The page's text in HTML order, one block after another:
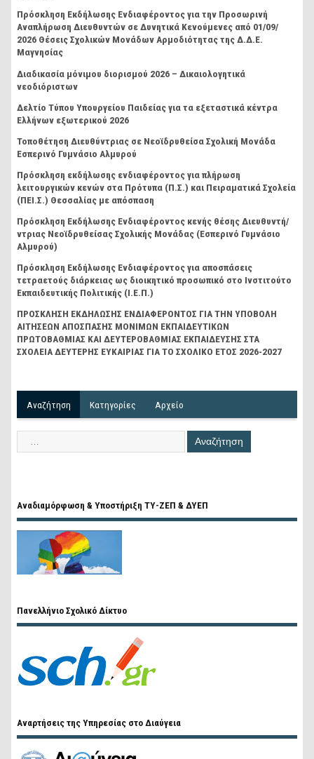
Πρόσκληση Εκδήλωσης Ενδιαφέροντος για την Προσωρινή
Αναπλήρωση Διευθυντών σε Δυνητικά Κενούμενες από 01/09/
2026 Θέσεις Σχολικών Μονάδων Αρμοδιότητας της Δ.Δ.Ε.
Μαγνησίας
Διαδικασία μόνιμου διορισμού 2026 – Δικαιολογητικά
νεοδιόριστων
Δελτίο Τύπου Υπουργείου Παιδείας για τα εξεταστικά κέντρα
Ελλήνων εξωτερικού 2026
Τοποθέτηση Διευθύντριας σε Νεοϊδρυθείσα Σχολική Μονάδα
Εσπερινό Γυμνάσιο Αλμυρού
Πρόσκληση εκδήλωσης ενδιαφέροντος για πλήρωση
λειτουργικών κενών στα Πρότυπα (Π.Σ.) και Πειραματικά Σχολεία
(ΠΕΙ.Σ.) Θεσσαλίας με απόσπαση
Πρόσκληση Εκδήλωσης Ενδιαφέροντος κενής θέσης Διευθυντή/
ντριας Νεοϊδρυθείσας Σχολικής Μονάδας (Εσπερινό Γυμνάσιο
Αλμυρού)
Πρόσκληση Εκδήλωσης Ενδιαφέροντος για αποσπάσεις
τετραετούς διάρκειας ως διοικητικό προσωπικό στο Ινστιτούτο
Εκπαιδευτικής Πολιτικής (Ι.Ε.Π.)
ΠΡΟΣΚΛΗΣΗ ΕΚΔΗΛΩΣΗΣ ΕΝΔΙΑΦΕΡΟΝΤΟΣ ΓΙΑ ΤΗΝ ΥΠΟΒΟΛΗ
ΑΙΤΗΣΕΩΝ ΑΠΟΣΠΑΣΗΣ ΜΟΝΙΜΩΝ ΕΚΠΑΙΔΕΥΤΙΚΩΝ
ΠΡΩΤΟΒΑΘΜΙΑΣ ΚΑΙ ΔΕΥΤΕΡΟΒΑΘΜΙΑΣ ΕΚΠΑΙΔΕΥΣΗΣ ΣΤΑ
ΣΧΟΛΕΙΑ ΔΕΥΤΕΡΗΣ ΕΥΚΑΙΡΙΑΣ ΓΙΑ ΤΟ ΣΧΟΛΙΚΟ ΕΤΟΣ 2026-2027
Αναζήτηση Kατηγορίες Αρχείο
Αναδιαμόρφωση & Υποστήριξη ΤΥ-ΖΕΠ & ΔΥΕΠ
Πανελλήνιο Σχολικό Δίκτυο
Αναρτήσεις της Υπηρεσίας στο Διαύγεια